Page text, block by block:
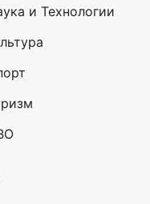
и Технологии